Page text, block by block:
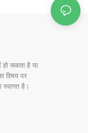
सकता है या
विषय पर
है।